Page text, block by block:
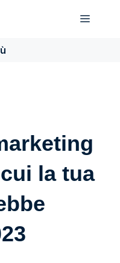
Menù
la tua